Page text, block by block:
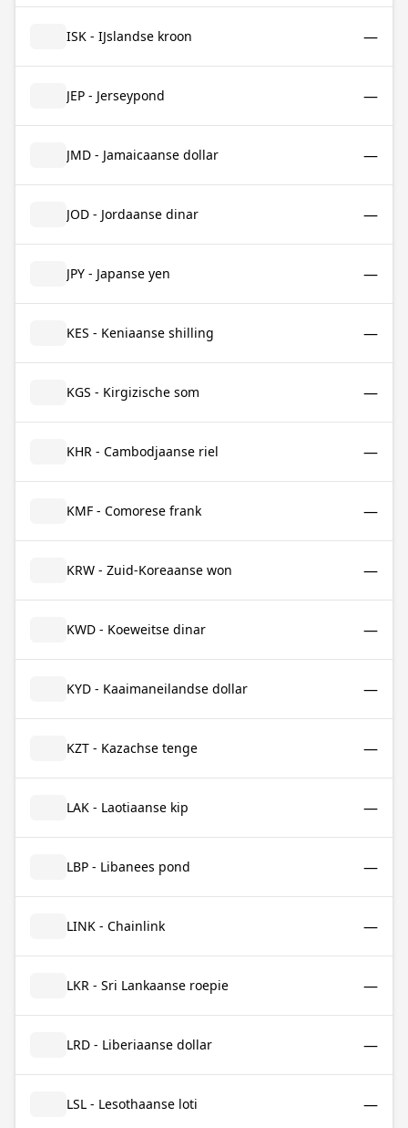
ISK - IJslandse kroon —
JEP - Jerseypond —
JMD - Jamaicaanse dollar —
JOD - Jordaanse dinar —
JPY - Japanse yen —
KES - Keniaanse shilling —
KGS - Kirgizische som —
KHR - Cambodjaanse riel —
KMF - Comorese frank —
KRW - Zuid-Koreaanse won —
KWD - Koeweitse dinar —
KYD - Kaaimaneilandse dollar —
KZT - Kazachse tenge —
LAK - Laotiaanse kip —
LBP - Libanees pond —
LINK - Chainlink —
LKR - Sri Lankaanse roepie —
LRD - Liberiaanse dollar —
LSL - Lesothaanse loti —